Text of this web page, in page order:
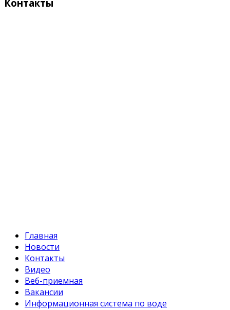
Контакты
Главная
Новости
Контакты
Видео
Веб-приемная
Вакансии
Информационная система по воде